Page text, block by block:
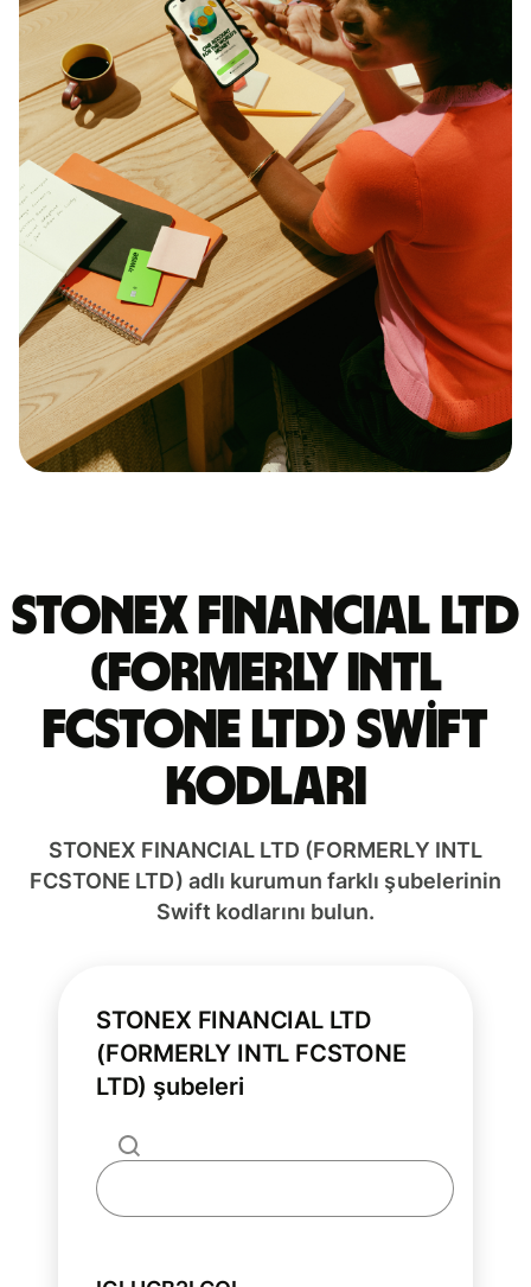
STONEX FINANCIAL LTD
(FORMERLY INTL
FCSTONE LTD) Swift
kodları
STONEX FINANCIAL LTD (FORMERLY INTL
FCSTONE LTD) adlı kurumun farklı şubelerinin
Swift kodlarını bulun.
STONEX FINANCIAL LTD
(FORMERLY INTL FCSTONE
LTD) şubeleri